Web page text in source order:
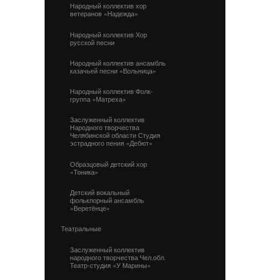
Народный коллектив хор
ветеранов «Надежда»
Народный коллектив Хор
русской песни
Народный коллектив ансамбль
казачьей песни «Вольница»
Народный коллектив Фолк-
группа «Матреха»
Заслуженный коллектив
Народного творчества
Челябинской области Студия
эстрадного пения «Дебют»
Образцовый детский хор
«Тоника»
Детский вокальный
фольклорный ансамбль
«Веретёнце»
Театральные
Заслуженный коллектив
народного творчества Чел.обл.
Театр-студия «У Марины»